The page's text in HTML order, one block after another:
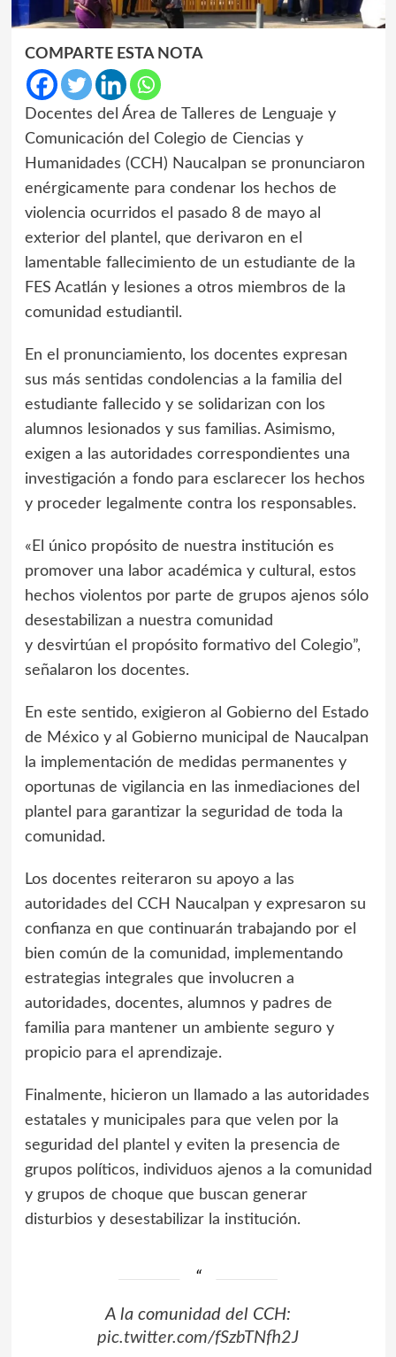
COMPARTE ESTA NOTA
Docentes del Área de Talleres de Lenguaje y
Comunicación del Colegio de Ciencias y
Humanidades (CCH) Naucalpan se pronunciaron
enérgicamente para condenar los hechos de
violencia ocurridos el pasado 8 de mayo al
exterior del plantel, que derivaron en el
lamentable fallecimiento de un estudiante de la
FES Acatlán y lesiones a otros miembros de la
comunidad estudiantil.
En el pronunciamiento, los docentes expresan
sus más sentidas condolencias a la familia del
estudiante fallecido y se solidarizan con los
alumnos lesionados y sus familias. Asimismo,
exigen a las autoridades correspondientes una
investigación a fondo para esclarecer los hechos
y proceder legalmente contra los responsables.
«El único propósito de nuestra institución es
promover una labor académica y cultural, estos
hechos violentos por parte de grupos ajenos sólo
desestabilizan a nuestra comunidad
y desvirtúan el propósito formativo del Colegio”,
señalaron los docentes.
En este sentido, exigieron al Gobierno del Estado
de México y al Gobierno municipal de Naucalpan
la implementación de medidas permanentes y
oportunas de vigilancia en las inmediaciones del
plantel para garantizar la seguridad de toda la
comunidad.
Los docentes reiteraron su apoyo a las
autoridades del CCH Naucalpan y expresaron su
confianza en que continuarán trabajando por el
bien común de la comunidad, implementando
estrategias integrales que involucren a
autoridades, docentes, alumnos y padres de
familia para mantener un ambiente seguro y
propicio para el aprendizaje.
Finalmente, hicieron un llamado a las autoridades
estatales y municipales para que velen por la
seguridad del plantel y eviten la presencia de
grupos políticos, individuos ajenos a la comunidad
y grupos de choque que buscan generar
disturbios y desestabilizar la institución.
A la comunidad del CCH:
pic.twitter.com/fSzbTNfh2J